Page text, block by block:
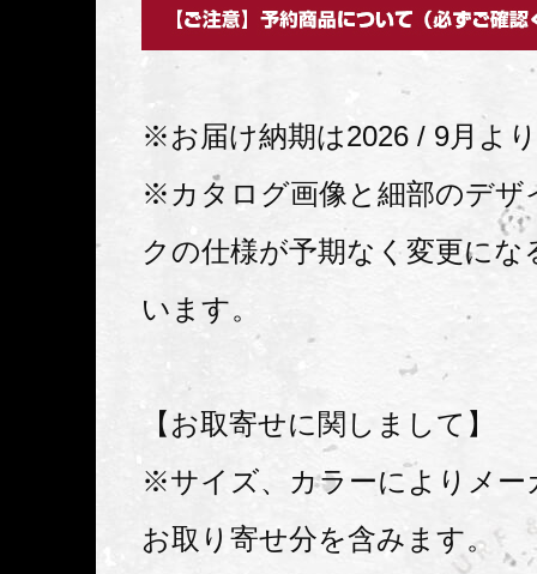
※お届け納期は2026 / 9月よ
※カタログ画像と細部のデザ
クの仕様が予期なく変更にな
います。
【お取寄せに関しまして】
※サイズ、カラーによりメー
お取り寄せ分を含みます。